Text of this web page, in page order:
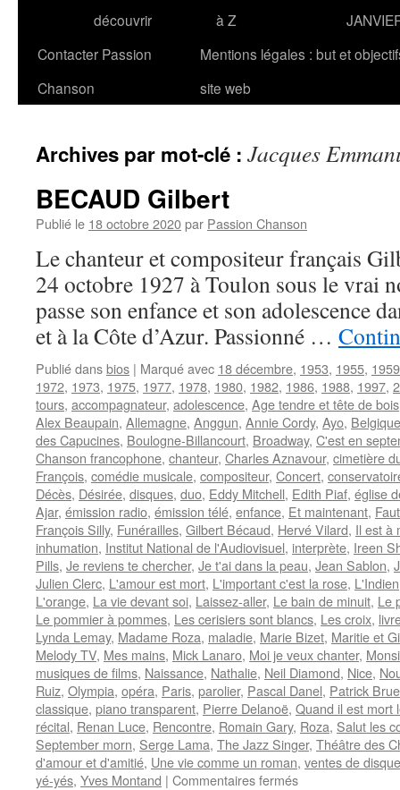
découvrir
à Z
Contacter Passion
Chanson
Mentions légales : but et
site web
Archives par mot-clé : Jacques
BECAUD Gilbert
Publié le 18 octobre 2020par Passion Chanson
Le chanteur et compositeur français
24 octobre 1927 à Toulon sous le vrai
passe son enfance et son adolescence
et à la Côte d’Azur. Passionné …
Publié dansbios | Marqué avec 18 décembre, 1953, 1955, 1959
1972, 1973, 1975, 1977, 1978, 1980, 1982, 1986, 1988, 1997,
tours, accompagnateur, adolescence, Age tendre et tête de bois
Alex Beaupain, Allemagne, Anggun, Annie Cordy, Ayo, Belgique
des Capucines, Boulogne-Billancourt, Broadway, C'est en
Chanson francophone, chanteur, Charles Aznavour, cimetière
François, comédie musicale, compositeur, Concert,
Décès, Désirée, disques, duo, Eddy Mitchell, Edith Piaf, église
Ajar, émission radio, émission télé, enfance, Et maintenant,
François Silly, Funérailles, Gilbert Bécaud, Hervé Vilard, Il est à
inhumation, Institut National de l'Audiovisuel, interprète, Ireen
Pills, Je reviens te chercher, Je t'ai dans la peau, Jean Sablon,
Julien Clerc, L'amour est mort, L'important c'est la rose, L'Indien
L'orange, La vie devant soi, Laissez-aller, Le bain de minuit, Le
Le pommier à pommes, Les cerisiers sont blancs, Les croix,
Lynda Lemay, Madame Roza, maladie, Marie Bizet, Maritie et
Melody TV, Mes mains, Mick Lanaro, Moi je veux chanter,
musiques de films, Naissance, Nathalie, Neil Diamond, Nice,
Ruiz, Olympia, opéra, Paris, parolier, Pascal Danel, Patrick
classique, piano transparent, Pierre Delanoë, Quand il est mort
récital, Renan Luce, Rencontre, Romain Gary, Roza, Salut les
September morn, Serge Lama, The Jazz Singer, Théâtre des
d'amour et d'amitié, Une vie comme un roman, ventes de
yé-yés, Yves Montand | Commentaires ferméssur